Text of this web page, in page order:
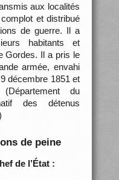
aux localités
et distribué
de guerre. Il a
habitants et
Gordes. Il a pris le
armée, envahi
décembre 1851 et
du
des détenus
de peine
de l’État :